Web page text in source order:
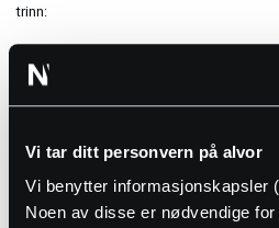
Vi tar ditt personvern på alvor
Vi benytter informasjonskapsler
Noen av disse er nødvendige
trinn:
Trinn 1
Sørg for at den valgte kuplingen passer
å sjekke den medfølgende tabellen.
Trinn 3
Velg riktig innføringsdybde fra den